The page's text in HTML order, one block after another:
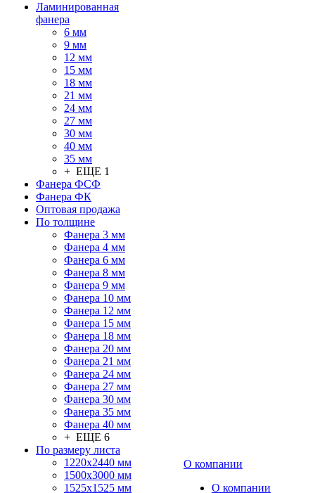
Ламинированная
фанера
6 мм
9 мм
12 мм
15 мм
18 мм
21 мм
24 мм
27 мм
30 мм
40 мм
35 мм
+ ЕЩЕ 1
Фанера ФСФ
Фанера ФК
Оптовая продажа
По толщине
Фанера 3 мм
Фанера 4 мм
Фанера 6 мм
Фанера 8 мм
Фанера 9 мм
Фанера 10 мм
Фанера 12 мм
Фанера 15 мм
Фанера 18 мм
Фанера 20 мм
Фанера 21 мм
Фанера 24 мм
Фанера 27 мм
Фанера 30 мм
Фанера 35 мм
Фанера 40 мм
+ ЕЩЕ 6
По размеру листа
1220х2440 мм
1500х3000 мм
1525x1525 мм
О компании
О компании